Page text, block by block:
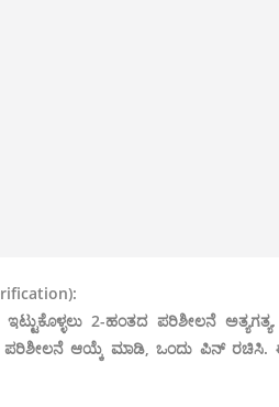
ಇಟ್ಟುಕೊಳ್ಳಲು 2-ಹಂತದ ಪರಿಶೀಲನೆ
ಪರಿಶೀಲನೆ ಆಯ್ಕೆ ಮಾಡಿ, ಒಂದು ಪಿನ್